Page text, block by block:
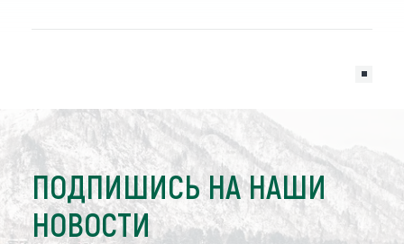
ПОДПИШИСЬ НА НАШИ
НОВОСТИ